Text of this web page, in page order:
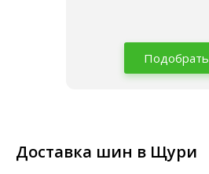
Подобрать
Доставка шин в Щури